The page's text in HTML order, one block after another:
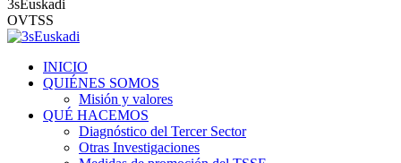
3sEuskadi
OVTSS
INICIO
QUIÉNES SOMOS
Misión y valores
QUÉ HACEMOS
Diagnóstico del Tercer Sector
Otras Investigaciones